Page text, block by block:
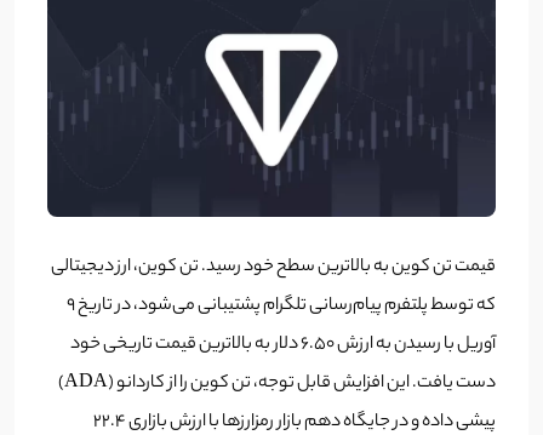
قیمت تن کوین به بالاترین سطح خود رسید. تن کوین، ارز دیجیتالی
که توسط پلتفرم پیام‌رسانی تلگرام پشتیبانی می‌شود، در تاریخ ۹
آوریل با رسیدن به ارزش ۶.۵۰ دلار به بالاترین قیمت تاریخی خود
دست یافت. این افزایش قابل توجه، تن کوین را از کاردانو (ADA)
پیشی داده و در جایگاه دهم بازار رمزارزها با ارزش بازاری ۲۲.۴